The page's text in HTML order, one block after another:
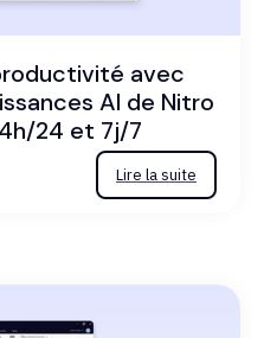
avec
AI de Nitro
24 et 7j/7
Lire la suite